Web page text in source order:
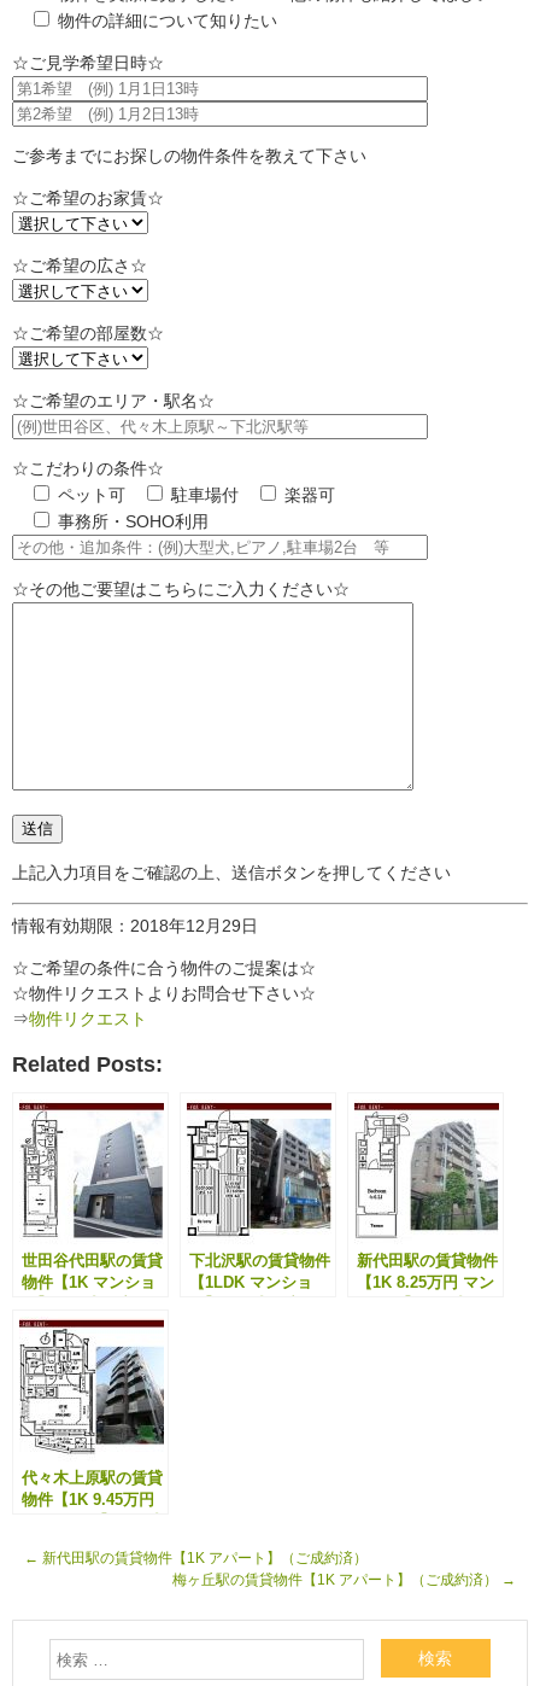
物件の詳細について知りたい
☆ご見学希望日時☆
ご参考までにお探しの物件条件を教えて下さい
☆ご希望のお家賃☆
☆ご希望の広さ☆
☆ご希望の部屋数☆
☆ご希望のエリア・駅名☆
☆こだわりの条件☆
ペット可
駐車場付
楽器可
事務所・SOHO利用
☆その他ご要望はこちらにご入力ください☆
上記入力項目をご確認の上、送信ボタンを押してください
情報有効期限：2018年12月29日
☆ご希望の条件に合う物件のご提案は☆
☆物件リクエストよりお問合せ下さい☆
⇒物件リクエスト
Related Posts:
世田谷代田駅の賃貸
物件【1K マンショ
下北沢駅の賃貸物件
【1LDK マンショ
新代田駅の賃貸物件
【1K 8.25万円 マン
代々木上原駅の賃貸
物件【1K 9.45万円
← 新代田駅の賃貸物件【1K アパート】（ご成約済）
梅ヶ丘駅の賃貸物件【1K アパート】（ご成約済）
→